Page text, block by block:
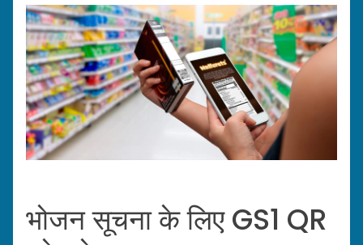
भोजन सूचना के लिए GS1 QR